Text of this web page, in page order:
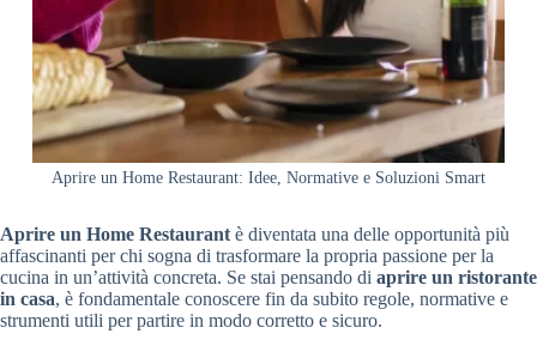
Aprire un Home Restaurant: Idee, Normative e Soluzioni Smart
Aprire un Home Restaurant è diventata una delle opportunità più
affascinanti per chi sogna di trasformare la propria passione per la
cucina in un’attività concreta. Se stai pensando di aprire un ristorante
in casa, è fondamentale conoscere fin da subito regole, normative e
strumenti utili per partire in modo corretto e sicuro.